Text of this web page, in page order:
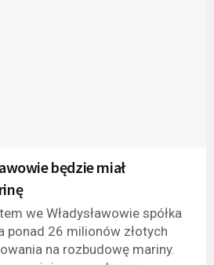
będzie miał
we Władysławowie spółka
ponad 26 milionów złotych
na rozbudowę mariny.